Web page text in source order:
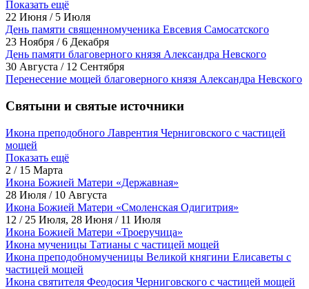
Показать ещё
22 Июня / 5 Июля
День памяти священномученика Евсевия Самосатского
23 Ноября / 6 Декабря
День памяти благоверного князя Александра Невского
30 Августа / 12 Сентября
Перенесение мощей благоверного князя Александра Невского
Святыни и святые источники
Икона преподобного Лаврентия Черниговского с частицей
мощей
Показать ещё
2 / 15 Марта
Икона Божией Матери «Державная»
28 Июля / 10 Августа
Икона Божией Матери «Смоленская Одигитрия»
12 / 25 Июля, 28 Июня / 11 Июля
Икона Божией Матери «Троеручица»
Икона мученицы Татианы с частицей мощей
Икона преподобномученицы Великой княгини Елисаветы с
частицей мощей
Икона святителя Феодосия Черниговского с частицей мощей